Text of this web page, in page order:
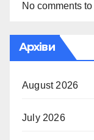
No comments to
Архіви
August 2026
July 2026